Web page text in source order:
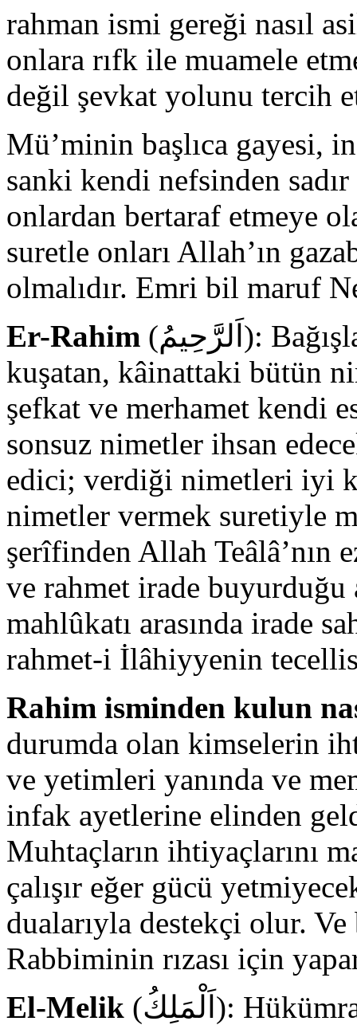
rahman ismi gereği nasıl
onlara rıfk ile muamele
değil şevkat yolunu tercih
Mü’minin başlıca gayesi,
sanki kendi nefsinden
onlardan bertaraf etmeye
suretle onları Allah’ın
olmalıdır. Emri bil maruf
Er-Rahim (اَلرَّحِيمُ): Bağışlayan, esirgeyen, rahmeti herşeyi
kuşatan, kâinattaki bütün
şefkat ve merhamet kendi
sonsuz nimetler ihsan
edici; verdiği nimetleri iyi
nimetler vermek suretiyle
şerîfinden Allah Teâlâ’nın
ve rahmet irade buyurduğu
mahlûkatı arasında irade
rahmet-i İlâhiyyenin
Rahim isminden kulun
durumda olan kimselerin
ve yetimleri yanında ve
infak ayetlerine elinden
Muhtaçların ihtiyaçlarını
çalışır eğer gücü
dualarıyla destekçi olur.
Rabbiminin rızası için
El-Melik (اَلْمَلِكُ): Hükümran olan, buyrukları tutulan,